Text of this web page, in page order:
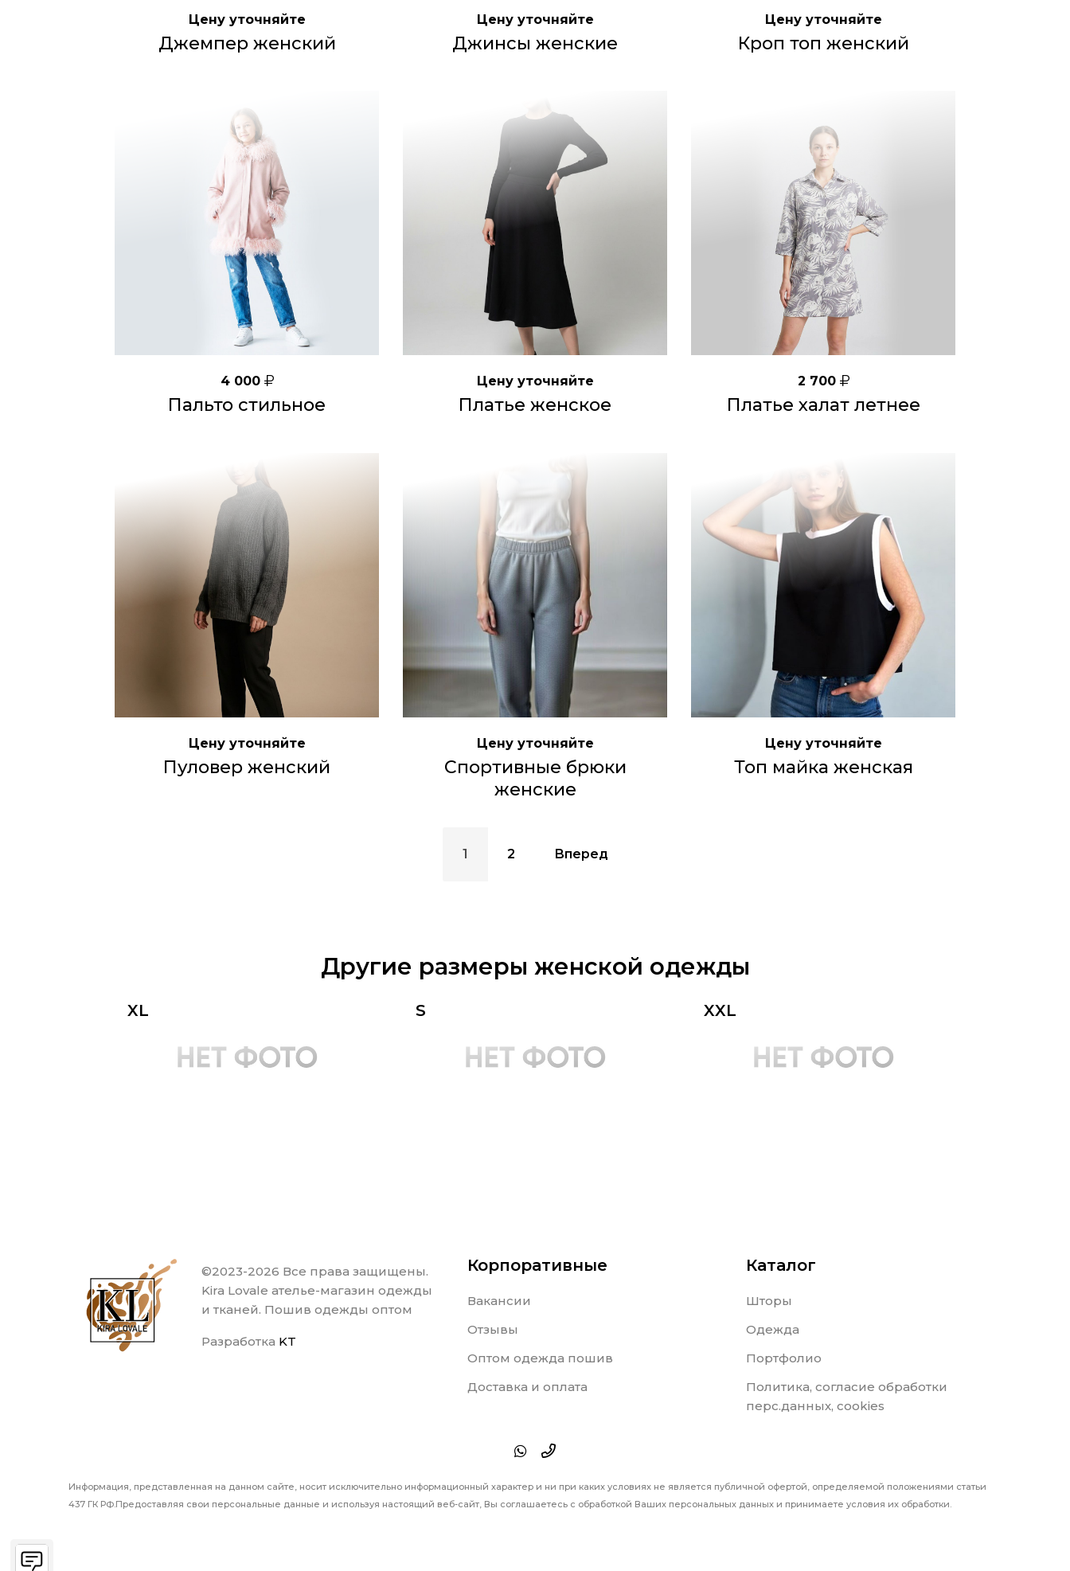
Цену уточняйте
Джемпер женский
Цену уточняйте
Джинсы женские
Цену уточняйте
Кроп топ женский
4 000
Пальто стильное
Цену уточняйте
Платье женское
2 700
Платье халат летнее
Цену уточняйте
Пуловер женский
Цену уточняйте
Спортивные брюки
женские
Цену уточняйте
Топ майка женская
1 2 Вперед
Другие размеры женской одежды
XL S XXL
©2023-2026 Все права защищены.
Kira Lovale ателье-магазин одежды
и тканей. Пошив одежды оптом
Разработка KT
Корпоративные
Вакансии
Отзывы
Оптом одежда пошив
Доставка и оплата
Каталог
Шторы
Одежда
Портфолио
Политика, согласие обработки
перс.данных, cookies
Информация, представленная на данном сайте, носит исключительно информационный характер и ни при каких условиях не является публичной офертой, определяемой положениями статьи
437 ГК РФ.Предоставляя свои персональные данные и используя настоящий веб-сайт, Вы соглашаетесь с обработкой Ваших персональных данных и принимаете условия их обработки.